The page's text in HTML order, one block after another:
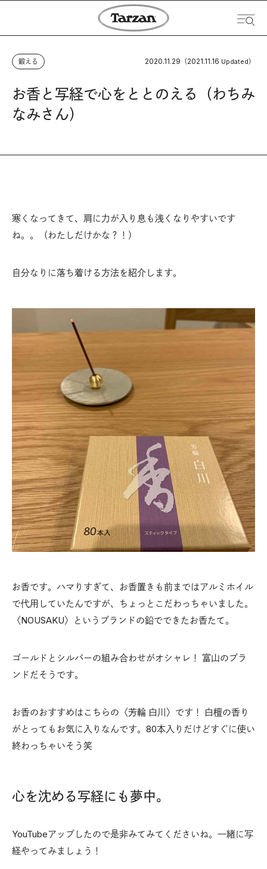
鍛える 2020.11.29 （2021.11.16 Updated）
お香と写経で心をととのえる（わちみ
なみさん）
寒くなってきて、肩に力が入り息も浅くなりやすいです
ね。。（わたしだけかな？！）
自分なりに落ち着ける方法を紹介します。
お香です。ハマりすぎて、お香置きも前まではアルミホイル
で代用していたんですが、ちょっとこだわっちゃいました。
〈NOUSAKU〉というブランドの鉛でできたお香たて。
ゴールドとシルバーの組み合わせがオシャレ！ 富山のブラ
ンドだそうです。
お香のおすすめはこちらの〈芳輪 白川〉です！ 白檀の香り
がとってもお気に入りなんです。80本入りだけどすぐに使い
終わっちゃいそう笑
心を沈める写経にも夢中。
YouTubeアップしたので是非みてみてくださいね。一緒に写
経やってみましょう！